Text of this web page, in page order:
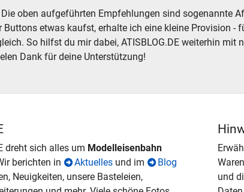
oben aufgeführten Empfehlungen sind sogenannte
Buttons etwas kaufst, erhalte ich eine kleine Provision -
So hilfst du mir dabei, ATISBLOG.DE weiterhin mit
Dank für deine Unterstützung!
dreht sich alles um Modelleisenbahn
berichten in Aktuelles und im
Blog
Neuigkeiten, unsere Basteleien,
und